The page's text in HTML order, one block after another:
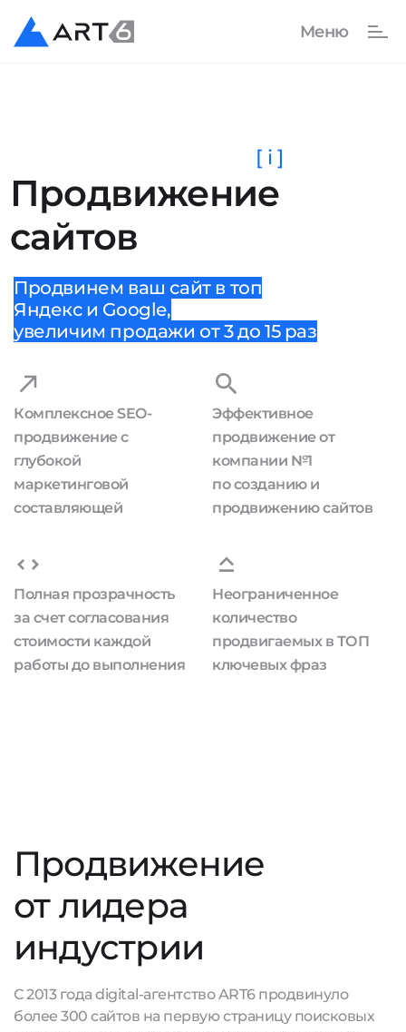
Продвижение
сайтов
[ i ]
Продвинем ваш сайт в топ
Яндекс и Google,
увеличим продажи от 3 до 15 раз
Комплексное SEO-
продвижение с
глубокой
маркетинговой
составляющей
Эффективное
продвижение от
компании №1
по созданию и
продвижению сайтов
Полная прозрачность
за счет согласования
стоимости каждой
работы до выполнения
Неограниченное
количество
продвигаемых в ТОП
ключевых фраз
Продвижение
от лидера
индустрии
С 2013 года digital-агентство ART6 продвинуло
более 300 сайтов на первую страницу поисковых